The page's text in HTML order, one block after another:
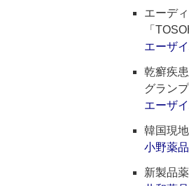
エーデ
「
エーザ
乾癬疾
グラン
エーザ
韓国現
小野薬
新製品